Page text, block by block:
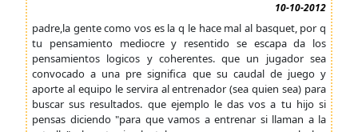
10-10-2012
padre,la gente como vos es la q le hace mal al basquet, por q
tu pensamiento mediocre y resentido se escapa da los
pensamientos logicos y coherentes. que un jugador sea
convocado a una pre significa que su caudal de juego y
aporte al equipo le servira al entrenador (sea quien sea) para
buscar sus resultados. que ejemplo le das vos a tu hijo si
pensas diciendo "para que vamos a entrenar si llaman a la